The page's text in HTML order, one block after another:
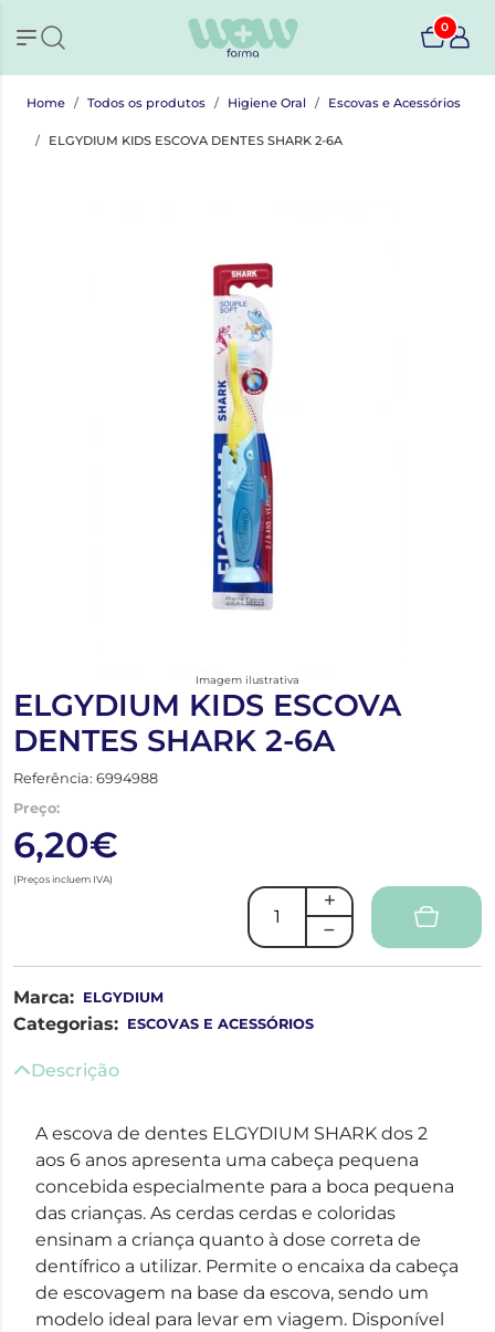
0
Home Todos os produtos Higiene Oral Escovas e Acessórios
ELGYDIUM KIDS ESCOVA DENTES SHARK 2-6A
Imagem ilustrativa
ELGYDIUM KIDS ESCOVA
DENTES SHARK 2-6A
Referência: 6994988
Preço:
6,20€
(Preços incluem IVA)
Marca: ELGYDIUM
Categorias: ESCOVAS E ACESSÓRIOS
Descrição
A escova de dentes ELGYDIUM SHARK dos 2
aos 6 anos apresenta uma cabeça pequena
concebida especialmente para a boca pequena
das crianças. As cerdas cerdas e coloridas
ensinam a criança quanto à dose correta de
dentífrico a utilizar. Permite o encaixa da cabeça
de escovagem na base da escova, sendo um
modelo ideal para levar em viagem. Disponível